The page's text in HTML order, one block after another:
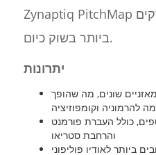
Zynaptiq PitchMap הוא אחד הכלים החזקים
ביותר בשוק כיום.
יתרונות
שונים, מה שהופך
להרמוניה וקומפוזיציה
כולל העברת פורמנט
והרחבת סטריאו
ביותר לאודיו פוליפוני